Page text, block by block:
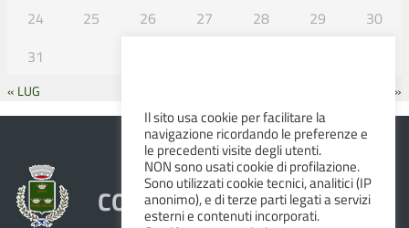
24
25 26 27 28 29
30
31
« LUG SET »
COMUNE DI ALBINEA
Il sito usa cookie per facilitare la
navigazione ricordando le preferenze e
le precedenti visite degli utenti.
NON sono usati cookie di profilazione.
Sono utilizzati cookie tecnici, analitici (IP
anonimo), e di terze parti legati a servizi
esterni e contenuti incorporati.